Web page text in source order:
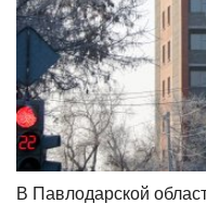
В Павлодарской